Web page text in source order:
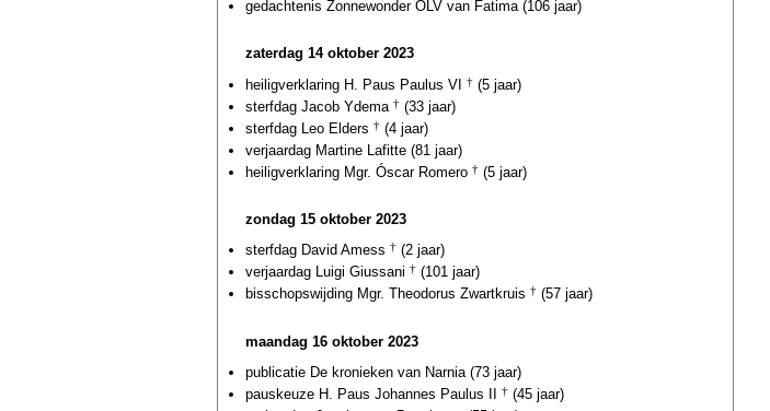
gedachtenis Zonnewonder OLV van Fatima (106 jaar)
zaterdag 14 oktober 2023
heiligverklaring H. Paus Paulus VI
† (5 jaar)
sterfdag Jacob Ydema † (33 jaar)
sterfdag Leo Elders † (4 jaar)
verjaardag Martine Lafitte (81 jaar)
heiligverklaring Mgr. Óscar Romero † (5 jaar)
zondag 15 oktober 2023
sterfdag David Amess † (2 jaar)
verjaardag Luigi Giussani † (101 jaar)
bisschopswijding Mgr. Theodorus Zwartkruis † (57 jaar)
maandag 16 oktober 2023
publicatie De kronieken van Narnia (73 jaar)
pauskeuze H. Paus Johannes Paulus II
† (45 jaar)